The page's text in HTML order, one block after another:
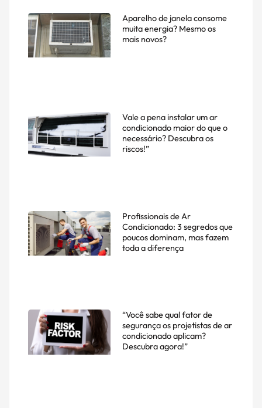
Aparelho de janela consome
muita energia? Mesmo os
mais novos?
Vale a pena instalar um ar
condicionado maior do que o
necessário? Descubra os
riscos!”
Profissionais de Ar
Condicionado: 3 segredos que
poucos dominam, mas fazem
toda a diferença
“Você sabe qual fator de
segurança os projetistas de ar
condicionado aplicam?
Descubra agora!”